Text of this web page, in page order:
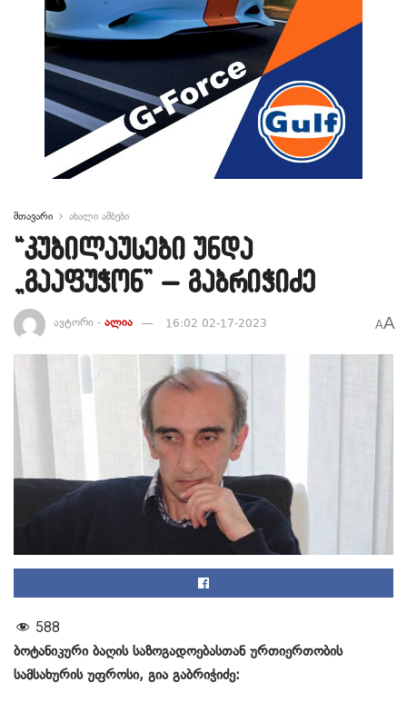
მთავარი ახალი ამბები
“კუბილაუსები უნდა
„გააფუჭონ” – გაბრიჭიძე
ავტორი - ალია 16:02 02-17-2023 AA
588
ბოტანიკური ბაღის საზოგადოებასთან ურთიერთობის
სამსახურის უფროსი, გია გაბრიჭიძე: